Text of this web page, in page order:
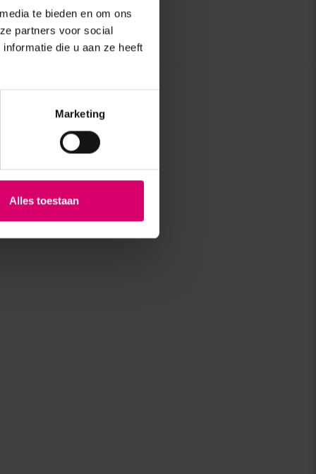
te bieden en om ons
partners voor social
die u aan ze heeft
Marketing
Alles toestaan